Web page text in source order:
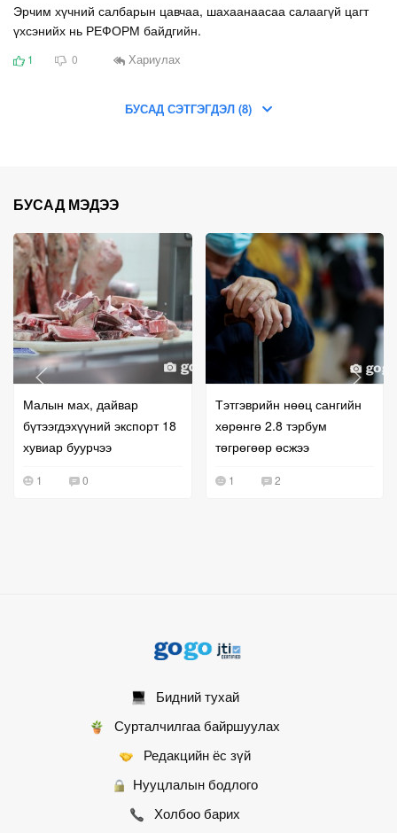
Эрчим хүчний салбарын цавчаа, шахаанаасаа салаагүй цагт
үхсэнийх нь РЕФОРМ байдгийн.
1 0 Хариулах
БУСАД СЭТГЭГДЭЛ (8)
БУСАД МЭДЭЭ
Малын мах, дайвар
бүтээгдэхүүний экспорт 18
хувиар буурчээ
1 0
Тэтгэврийн нөөц сангийн
хөрөнгө 2.8 тэрбум
төгрөгөөр өсжээ
1 2
Бидний тухай
Сурталчилгаа байршуулах
Редакцийн ёс зүй
Нууцлалын бодлого
Холбоо барих